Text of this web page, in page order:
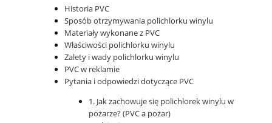
Historia PVC
Sposób otrzymywania polichlorku winylu
Materiały wykonane z PVC
Właściwości polichlorku winylu
Zalety i wady polichlorku winylu
PVC w reklamie
Pytania i odpowiedzi dotyczące PVC
1. Jak zachowuje się polichlorek winylu w
pożarze? (PVC a pożar)